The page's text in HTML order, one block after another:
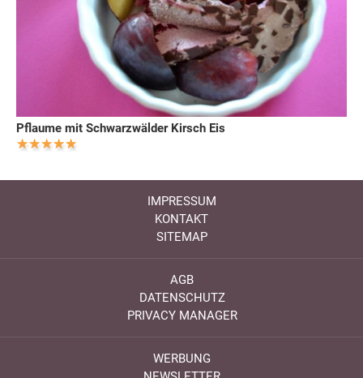
Pflaume mit Schwarzwälder Kirsch Eis
IMPRESSUM
KONTAKT
SITEMAP
AGB
DATENSCHUTZ
PRIVACY MANAGER
WERBUNG